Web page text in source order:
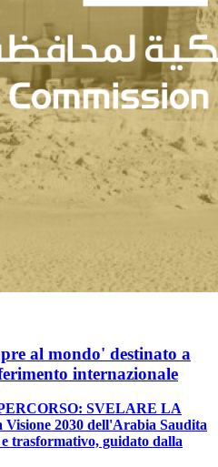
al mondo' destinato a
internazionale
SVELARE LA
2030 dell'Arabia Saudita
trasformativo, guidato dalla